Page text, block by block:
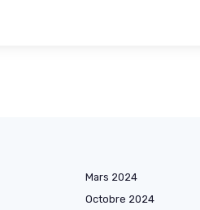
Mars 2024
Octobre 2024